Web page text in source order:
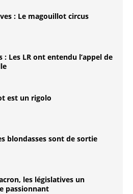
: Le magouillot circus
: Les LR ont entendu l’appel de
est un rigolo
blondasses sont de sortie
les législatives un
passionnant